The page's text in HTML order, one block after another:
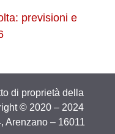
previsioni e
di proprietà della
© 2020 – 2024
Arenzano – 16011